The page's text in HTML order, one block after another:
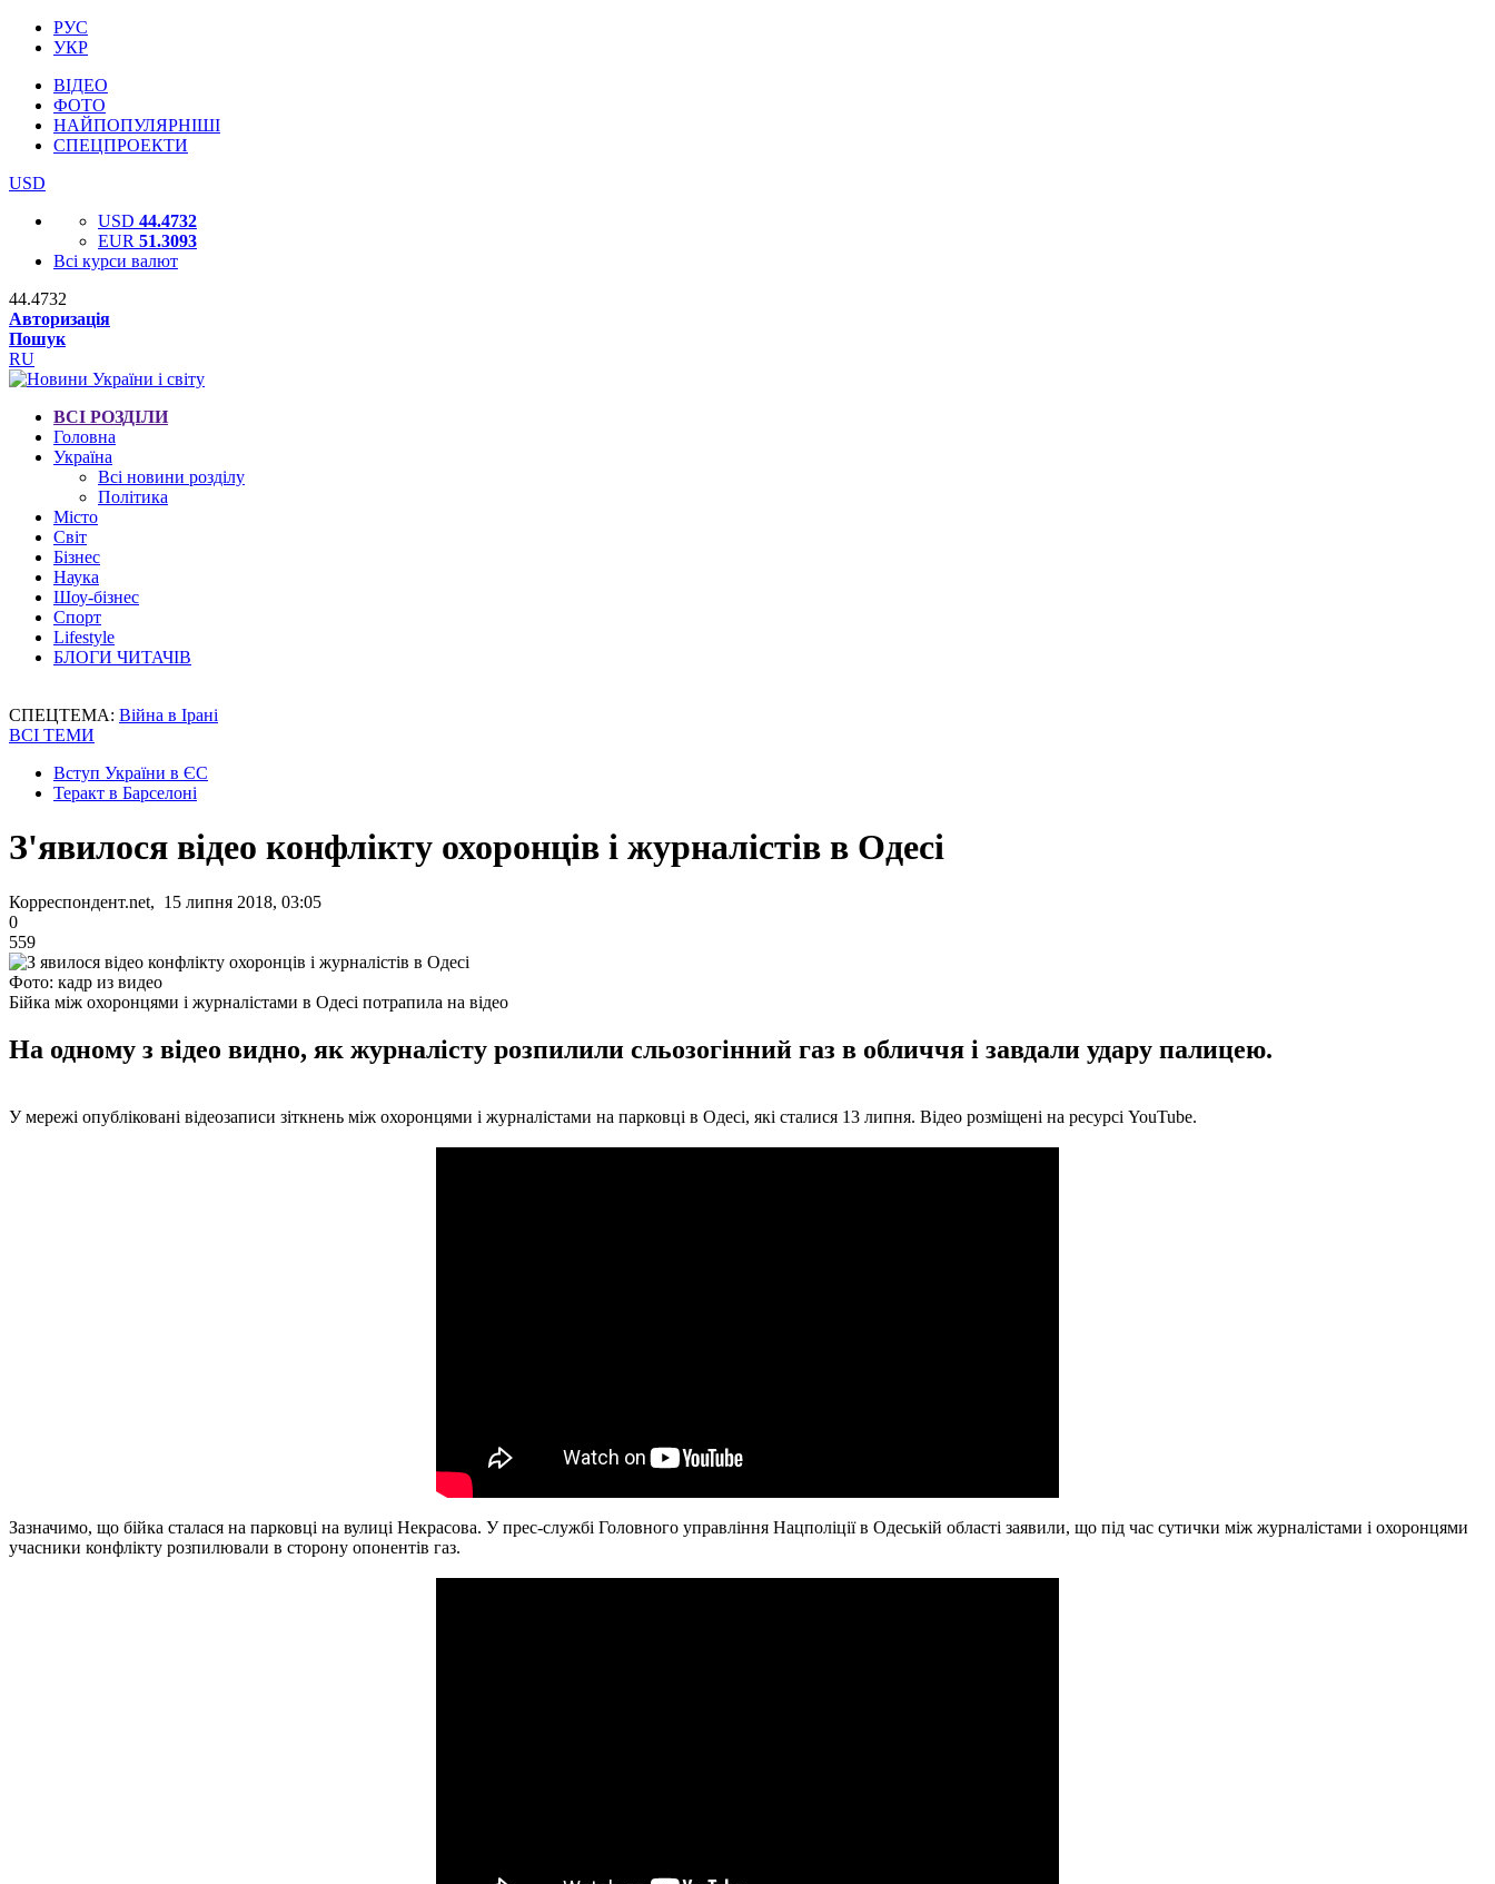
РУС
УКР
ВІДЕО
ФОТО
НАЙПОПУЛЯРНІШІ
СПЕЦПРОЕКТИ
USD
USD 44.4732
EUR 51.3093
Всі курси валют
44.4732
Авторизація
Пошук
RU
ВСІ РОЗДІЛИ
Головна
Україна
Всі новини розділу
Політика
Місто
Світ
Бізнес
Наука
Шоу-бізнес
Спорт
Lifestyle
БЛОГИ ЧИТАЧІВ
СПЕЦТЕМА: Війна в Ірані
ВСІ ТЕМИ
Вступ України в ЄС
Теракт в Барселоні
З'явилося відео конфлікту охоронців і журналістів в Одесі
Корреспондент.net, 15 липня 2018, 03:05
0
559
Фото: кадр из видео
Бійка між охоронцями і журналістами в Одесі потрапила на відео
На одному з відео видно, як журналісту розпилили сльозогінний газ в обличчя і завдали удару палицею.
У мережі опубліковані відеозаписи зіткнень між охоронцями і журналістами на парковці в Одесі, які сталися 13 липня. Відео розміщені на ресурсі YouTube.
Зазначимо, що бійка сталася на парковці на вулиці Некрасова. У прес-службі Головного управління Нацполіції в Одеській області заявили, що під час сутички між журналістами і охоронцями
учасники конфлікту розпилювали в сторону опонентів газ.